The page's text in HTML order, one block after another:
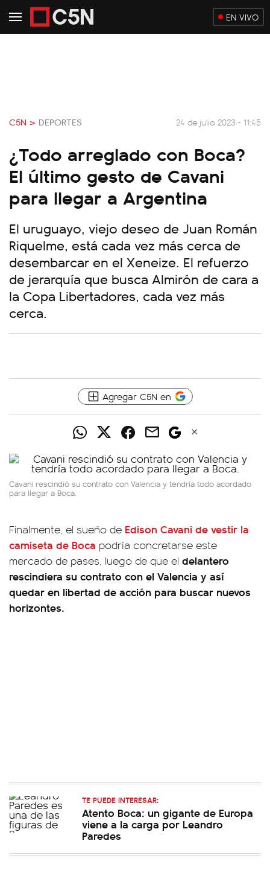
EN VIVO
C5N > DEPORTES 24 de julio 2023 - 11:45
¿Todo arreglado con Boca?
El último gesto de Cavani
para llegar a Argentina
El uruguayo, viejo deseo de Juan Román
Riquelme, está cada vez más cerca de
desembarcar en el Xeneize. El refuerzo
de jerarquía que busca Almirón de cara a
la Copa Libertadores, cada vez más
cerca.
Agregar C5N en
Cavani rescindió su contrato con Valencia y tendría todo acordado
para llegar a Boca.
Finalmente, el sueño de Edison Cavani de vestir la
camiseta de Boca podría concretarse este
mercado de pases, luego de que el delantero
rescindiera su contrato con el Valencia y así
quedar en libertad de acción para buscar nuevos
horizontes.
TE PUEDE INTERESAR:
Atento Boca: un gigante de Europa
viene a la carga por Leandro
Paredes